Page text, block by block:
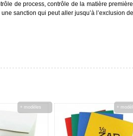
de process, contrôle de la matière
sanction qui peut aller jusqu’à l’exclusion
+ modèles +